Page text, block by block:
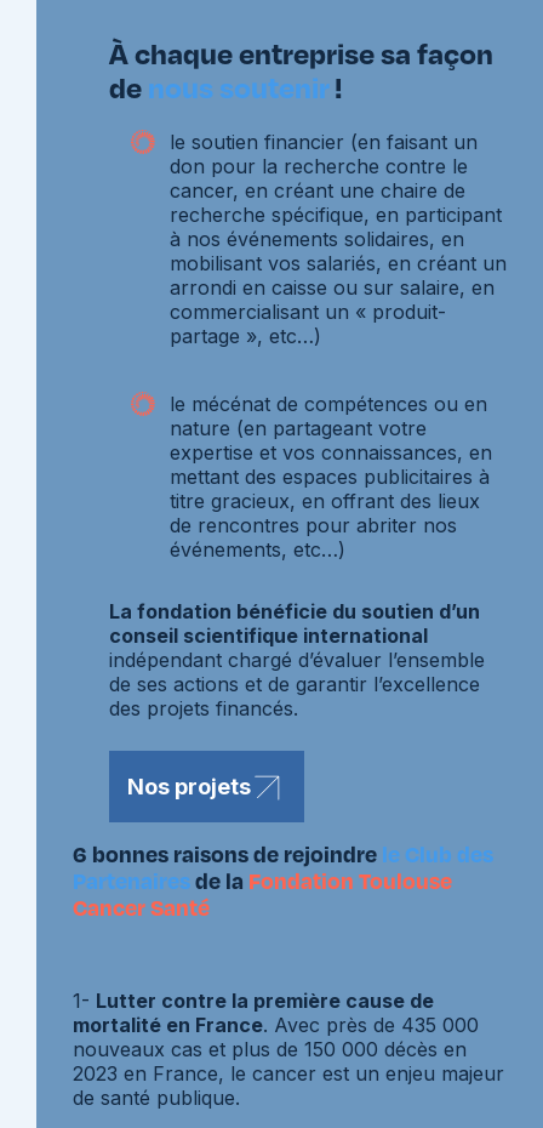
À chaque entreprise sa façon
denous soutenir!
le soutien financier (en faisant un
don pour la recherche contre le
cancer, en créant une chaire de
recherche spécifique, en participant
à nos événements solidaires, en
mobilisant vos salariés, en créant un
arrondi en caisse ou sur salaire, en
commercialisant un « produit-
partage », etc…)
le mécénat de compétences ou en
nature (en partageant votre
expertise et vos connaissances, en
mettant des espaces publicitaires à
titre gracieux, en offrant des lieux
de rencontres pour abriter nos
événements, etc…)
La fondation bénéficie du soutien d’un
conseil scientifique international
indépendant chargé d’évaluer l’ensemble
de ses actions et de garantir l’excellence
des projets financés.
Nos projets
6 bonnes raisons de rejoindre le Club des
Partenairesde la Fondation Toulouse
Cancer Santé
1- Lutter contre la première cause de
mortalité en France. Avec près de 435 000
nouveaux cas et plus de 150 000 décès en
2023 en France, le cancer est un enjeu majeur
de santé publique.